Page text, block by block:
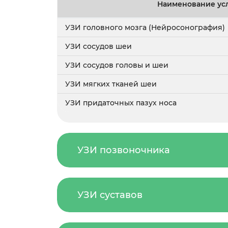
Наименование
УЗИ головного мозга (Нейросонография)
УЗИ сосудов шеи
УЗИ сосудов головы и шеи
УЗИ мягких тканей шеи
УЗИ придаточных пазух носа
УЗИ позвоночника
УЗИ суставов